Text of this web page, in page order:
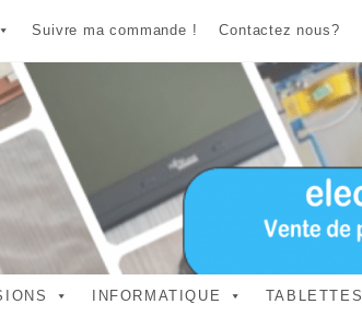
Suivre ma commande ! Contactez nous?
INFORMATIQUE TABLETTES